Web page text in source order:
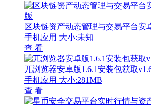
区块链资产动态管理与交易平台安
手机应用 大小:未知
查 看
兀浏览器安卓版1.6.1安装包获取
手机应用 大小:281MB
查 看